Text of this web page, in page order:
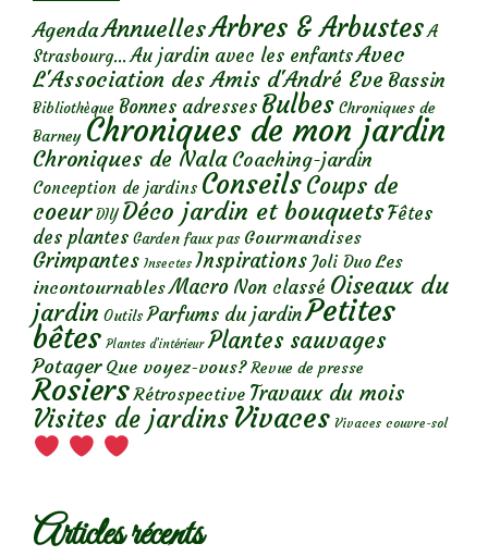
AgendaAnnuellesArbres & Arbustes A
Strasbourg... Au jardin avec les enfantsAvec
L'Association des Amis d'André Eve Bassin
Bibliothèque Bonnes adresses Bulbes Chroniques de
Barney Chroniques de mon jardin
Chroniques de Nala Coaching-jardin
Conception de jardins ConseilsCoups de
coeur DIY Déco jardin et bouquetsFêtes
des plantes Garden faux pas Gourmandises
Grimpantes Insectes Inspirations Joli Duo Les
incontournables Macro Non classé Oiseaux du
jardin Outils Parfums du jardinPetites
bêtes Plantes d’intérieur Plantes sauvages
Potager Que voyez-vous? Revue de presse
Rosiers Rétrospective Travaux du mois
Visites de jardins Vivaces Vivaces couvre-sol
Articles récents